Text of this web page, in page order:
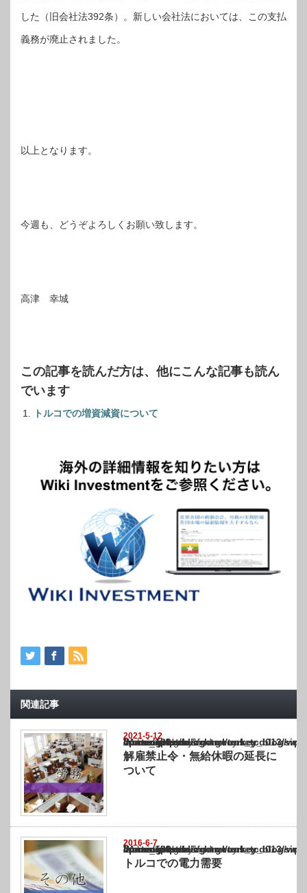
した（旧会社法392条）。新しい会社法においては、この支払
義務が廃止されました。
以上となります。
今週も、どうぞよろしくお願い致します。
高津 幸城
この記事を読んだ方は、他にこんな記事も読ん
でいます
トルコでの増資減資について
関連記事
2021-5-12
Warning
: Undefined array key "show_category" in
/home/netst/kuno-cpa.co.jp/public_html/turkey_blog/wp-content/themes/
on line183
解雇禁止令・無給休暇の延長に
ついて
2016-6-7
Warning
: Undefined array key "show_category" in
/home/netst/kuno-cpa.co.jp/public_html/turkey_blog/wp-content/themes/
on line183
トルコでの電力需要